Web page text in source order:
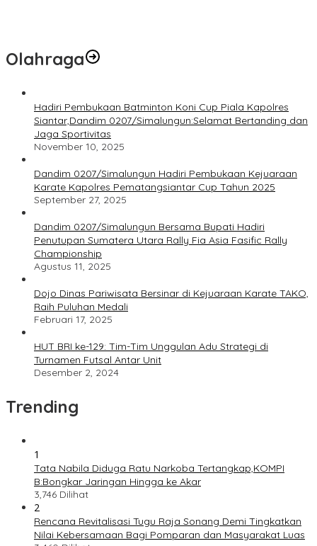
Olahraga
Hadiri Pembukaan Batminton Koni Cup Piala Kapolres
Siantar,Dandim 0207/Simalungun:Selamat Bertanding dan
Jaga Sportivitas
November 10, 2025
Dandim 0207/Simalungun Hadiri Pembukaan Kejuaraan
Karate Kapolres Pematangsiantar Cup Tahun 2025
September 27, 2025
Dandim 0207/Simalungun Bersama Bupati Hadiri
Penutupan Sumatera Utara Rally Fia Asia Fasific Rally
Championship
Agustus 11, 2025
Dojo Dinas Pariwisata Bersinar di Kejuaraan Karate TAKO,
Raih Puluhan Medali
Februari 17, 2025
HUT BRI ke-129: Tim-Tim Unggulan Adu Strategi di
Turnamen Futsal Antar Unit
Desember 2, 2024
Trending
1
Tata Nabila Diduga Ratu Narkoba Tertangkap,KOMPI
B:Bongkar Jaringan Hingga ke Akar
3,746 Dilihat
2
Rencana Revitalisasi Tugu Raja Sonang Demi Tingkatkan
Nilai Kebersamaan Bagi Pomparan dan Masyarakat Luas